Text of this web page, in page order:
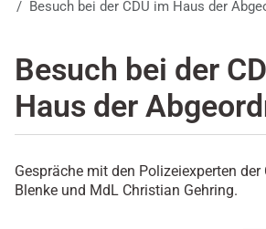
Besuch bei der CDU im Haus der
Besuch bei der
Haus der
Gespräche mit den Polizeiexperten
Blenke und MdL Christian Gehring.